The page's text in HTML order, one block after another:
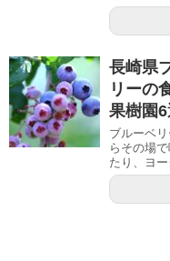
長崎県
リーの
果樹園
ブルーベ
らその場
たり、ヨ